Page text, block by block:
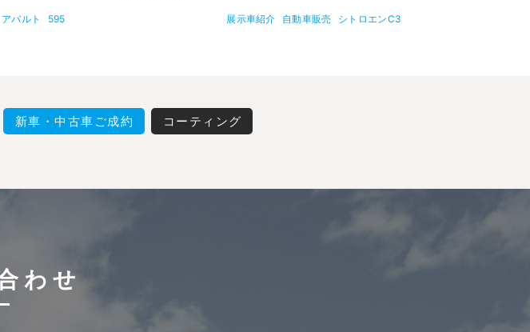
アバルト 595 展示車紹介 自動車販売 シトロエンC3
新車・中古車ご成約 コーティング
わせ